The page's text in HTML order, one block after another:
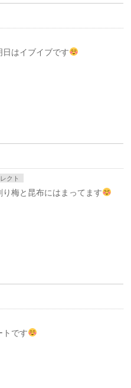
はイブイブです
クト
梅と昆布にはまってます
トです